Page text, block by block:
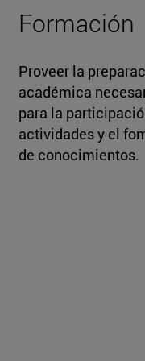
Formación
Proveer la
académica
para la
actividades y el
de conocimientos.